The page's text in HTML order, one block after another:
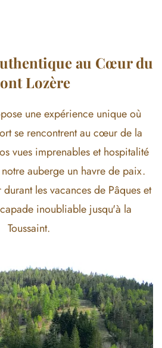
au Cœur du
Lozère
une expérience unique où
se rencontrent au cœur de la
vues imprenables et hospitalité
auberge un havre de paix.
les vacances de Pâques et
inoubliable jusqu'à la
Toussaint.